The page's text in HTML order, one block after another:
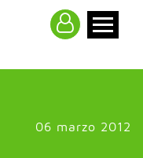
06 marzo 2012